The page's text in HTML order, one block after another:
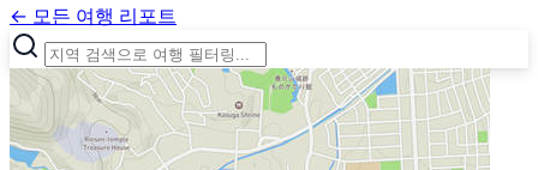
← 모든 여행 리포트